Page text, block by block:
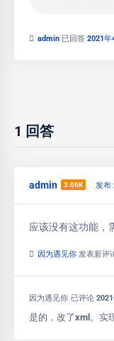
admin 已回答 2021年
1 回答
admin 3.06K 发布
应该没有这功能，
因为遇见你 发表新评
因为遇见你 已评论
是的，改了xml。实